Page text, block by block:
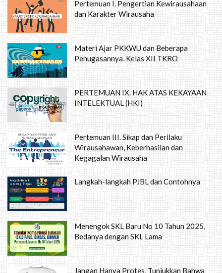
Pertemuan I. Pengertian Kewirausahaan
dan Karakter Wirausaha
Materi Ajar PKKWU dan Beberapa
Penugasannya, Kelas XII TKRO
PERTEMUAN IX. HAK ATAS KEKAYAAN
INTELEKTUAL (HKI)
Pertemuan III. Sikap dan Perilaku
Wirausahawan, Keberhasilan dan
Kegagalan Wirausaha
Langkah-langkah PJBL dan Contohnya
Menengok SKL Baru No 10 Tahun 2025,
Bedanya dengan SKL Lama
Jangan Hanya Protes, Tunjukkan Bahwa